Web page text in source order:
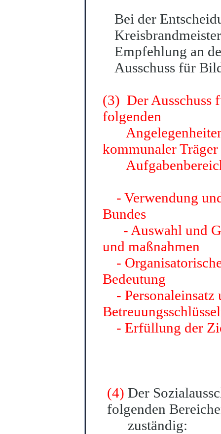
Bei der
Empfehlung an
Ausschuss für
(3) Der Ausschuss
folgenden
Angelegenheiten
kommunaler
- Verwendung
Bundes
- Auswahl und
und maßnahmen
-
Bedeutung
-
- Erfüllung der
(4)Der
folgenden
zuständig: